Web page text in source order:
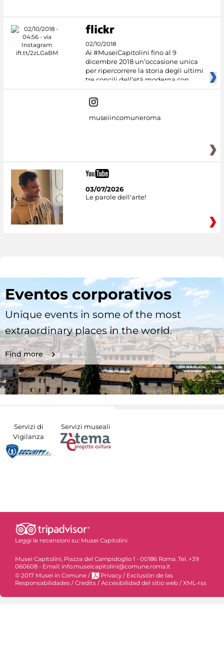
02/10/2018
Ai #MuseiCapitolini fino al 9
dicembre 2018 un’occasione unica
per ripercorrere la storia degli ultimi
tre concili dell’età moderna con
museiincomuneroma
03/07/2026
Le parole dell'arte!
Eventos corporativos
Unique events in some of the most
extraordinary places in the world.
Find more
Servizi di
Vigilanza
Servizi museali
Leggi le recensioni su: Musei Capitolini
Musei Capitolini, Piazza del Campidoglio 1 - 00186 Roma. Tel. +39
060608 - Email: info.museicapitolini@comune.roma.it
© 2017 Musei in Comune / Privacy / Exclusiòn de las
Responsabilidades /Credits /Accesibilidad del sitio web /XML-rss